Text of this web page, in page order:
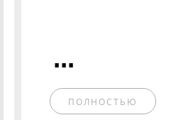
...
ПОЛНОСТЬЮ